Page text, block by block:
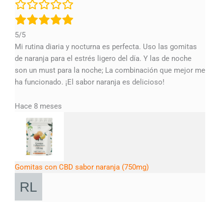
5/5
Mi rutina diaria y nocturna es perfecta. Uso las gomitas
de naranja para el estrés ligero del día. Y las de noche
son un must para la noche; La combinación que mejor me
ha funcionado. ¡El sabor naranja es delicioso!
Hace 8 meses
Gomitas con CBD sabor naranja (750mg)